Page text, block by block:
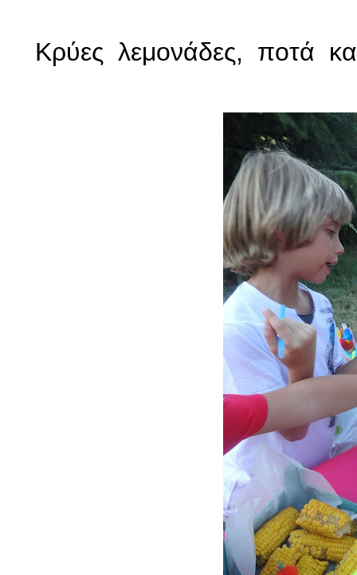
Κρύες λεμονάδες, ποτά